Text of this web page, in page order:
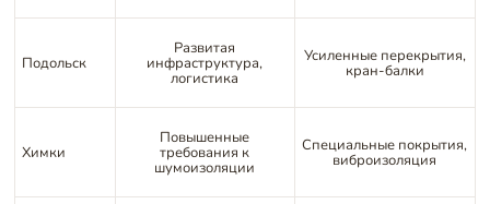
Подольск
Развитая
инфраструктура,
логистика
Усиленные перекрытия,
кран-балки
Химки
Повышенные
требования к
шумоизоляции
Специальные покрытия,
виброизоляция